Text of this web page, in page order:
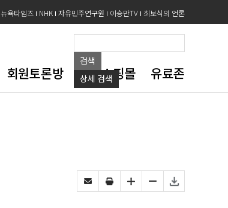
뉴욕타임즈 NHK 자유민주연구원 이승만TV 최보식의 언론
검색
상세 검색
회원토론방 도서쇼핑몰 유료존